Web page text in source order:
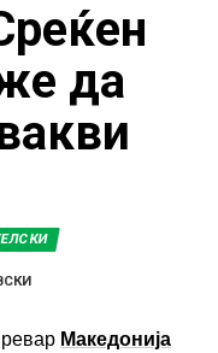
да
Македонија